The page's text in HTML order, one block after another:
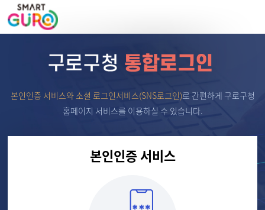
본인인증 서비스와 소셜 로그인서비스(SNS로그인)로 간편하게 구로구청
홈페이지 서비스를 이용하실 수 있습니다.
본인인증 서비스